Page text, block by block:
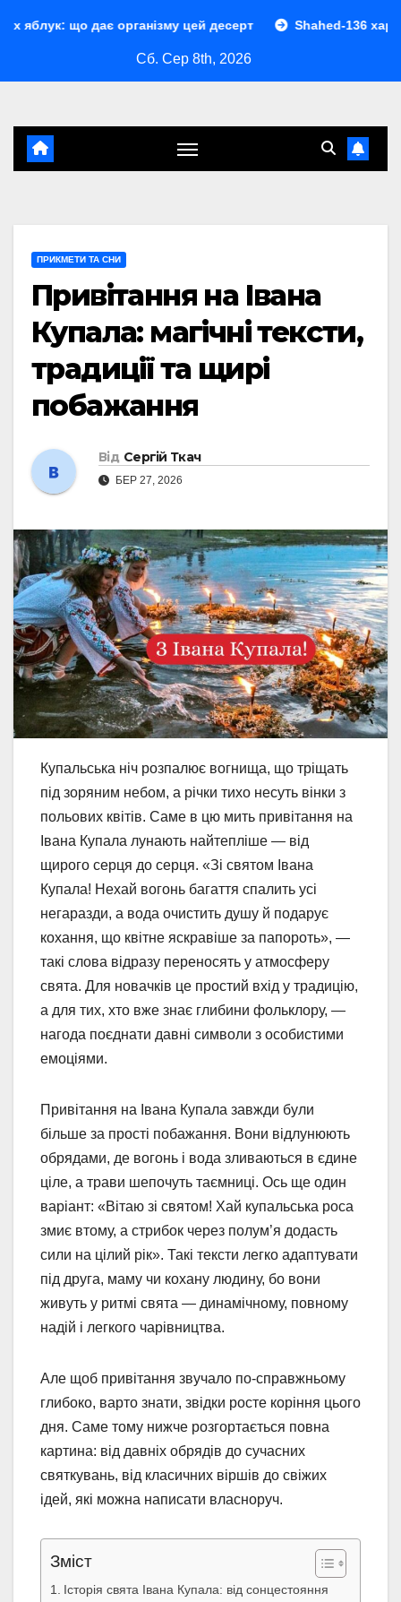
організму цей десерт Shahed-136 характеристики:
Сб. Сер 8th, 2026
ПРИКМЕТИ ТА СНИ
Привітання на Івана
Купала: магічні тексти,
традиції та щирі
побажання
Від Сергій Ткач
БЕР 27, 2026
Купальська ніч розпалює вогнища, що тріщать
під зоряним небом, а річки тихо несуть вінки з
польових квітів. Саме в цю мить привітання на
Івана Купала лунають найтепліше — від
щирого серця до серця. «Зі святом Івана
Купала! Нехай вогонь багаття спалить усі
негаразди, а вода очистить душу й подарує
кохання, що квітне яскравіше за папороть», —
такі слова відразу переносять у атмосферу
свята. Для новачків це простий вхід у традицію,
а для тих, хто вже знає глибини фольклору, —
нагода поєднати давні символи з особистими
емоціями.
Привітання на Івана Купала завжди були
більше за прості побажання. Вони відлунюють
обрядами, де вогонь і вода зливаються в єдине
ціле, а трави шепочуть таємниці. Ось ще один
варіант: «Вітаю зі святом! Хай купальська роса
змиє втому, а стрибок через полум’я додасть
сили на цілий рік». Такі тексти легко адаптувати
під друга, маму чи кохану людину, бо вони
живуть у ритмі свята — динамічному, повному
надій і легкого чарівництва.
Але щоб привітання звучало по-справжньому
глибоко, варто знати, звідки росте коріння цього
дня. Саме тому нижче розгортається повна
картина: від давніх обрядів до сучасних
святкувань, від класичних віршів до свіжих
ідей, які можна написати власноруч.
Зміст
Історія свята Івана Купала: від сонцестояння